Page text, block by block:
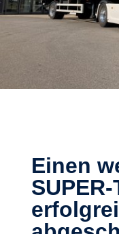
Einen weiteren Scania